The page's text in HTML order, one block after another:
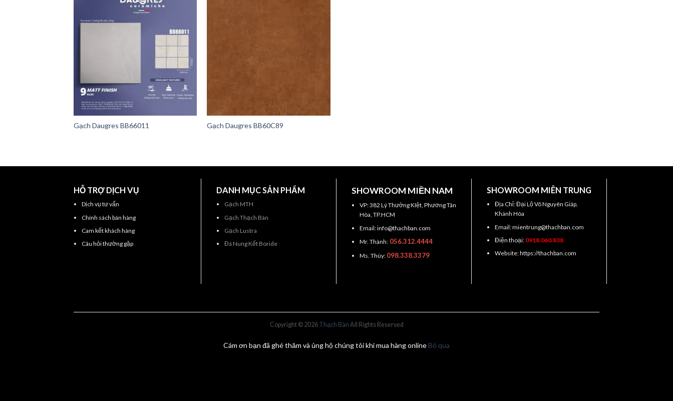
Gạch Daugres BB66011 Gạch Daugres BB60C89
HỖ TRỢ DỊCH VỤ
Dịch vụ tư vấn
Chính sách bán hàng
Cam kết khách hàng
Câu hỏi thường gặp
DANH MỤC SẢN PHẨM
Gạch MTH
Gạch Thạch Bàn
Gạch Lustra
Đá Nung Kết Boride
SHOWROOM MIỀN NAM
VP: 382 Lý Thường KIệt, Phương Tân
Hòa, TP.HCM
Email: info@thachban.com
Mr. Thành:056.312.4444
Ms. Thùy: 098.338.3379
SHOWROOM MIÊN TRUNG
Địa Chỉ: Đại Lộ Võ Nguyên Giáp,
Khánh Hòa
Email: mientrung@thachban.com
Điện thoại: 0918.060.838
Website: https://thachban.com
Copyright © 2026 Thạch Bàn All Rights Reserved
Cám ơn bạn đã ghé thăm và ủng hộ chúng tôi khi mua hàng online Bỏ qua